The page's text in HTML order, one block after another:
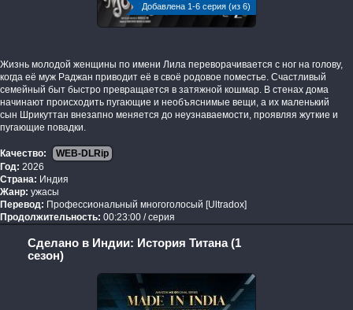
Добавлена 1-6 серия (из 6)
Жизнь молодой женщины по имени Лила переворачивается с ног на голову,
когда её муж Раджан приводит её в своё родовое поместье. Счастливый
семейный быт быстро превращается в затяжной кошмар. В стенах дома
начинают происходить пугающие и необъяснимые вещи, а их маленький
сын Шрикуттан внезапно меняется до неузнаваемости, проявляя жуткие и
пугающие повадки.
Качество:
WEB-DLRip
Год: 2026
Страна: Индия
Жанр: ужасы
Перевод: Профессиональный многоголосый [Ultradox]
Продолжительность: 00:23:00 / серия
Сделано в Индии: История Титана (1
сезон)